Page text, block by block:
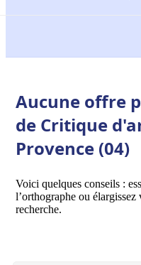
Aucune offre
de Critique
Provence (04)
Voici quelques conseils :
l’orthographe ou
recherche.